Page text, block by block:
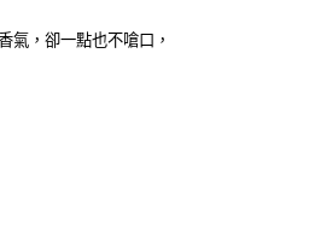
氣，卻一點也不嗆口，